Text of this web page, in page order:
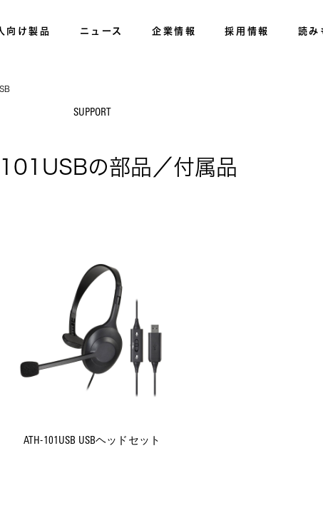
向け製品 ニュース 企業情報 採用情報 読み
SUPPORT
の部品／付属品
ATH-101USB USBヘッドセット